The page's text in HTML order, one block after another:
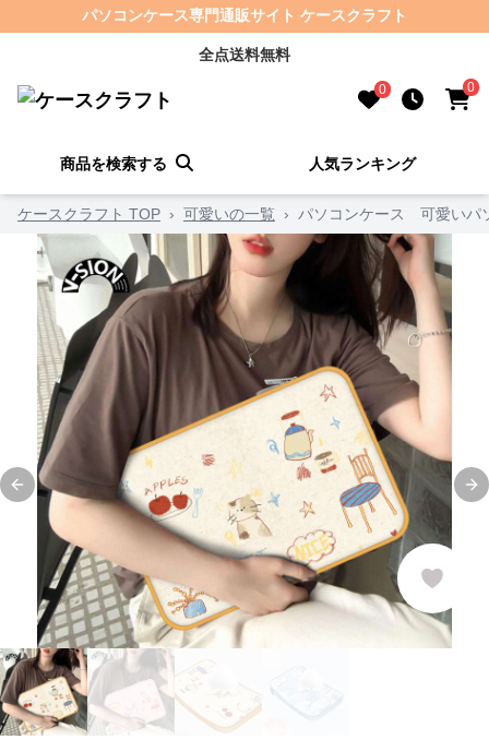
パソコンケース専門通販サイト ケースクラフト
全点送料無料
0 0
商品を検索する 人気ランキング
ケースクラフト TOP › 可愛いの一覧 › パソコンケース 可愛いパ
Previous slide